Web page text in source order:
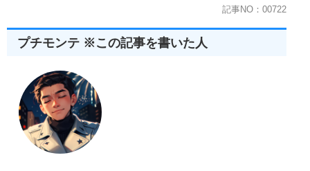
記事NO：00722
プチモンテ ※この記事を書いた人